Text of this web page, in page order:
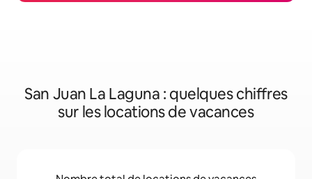
San Juan La Laguna : quelques chiffres
sur les locations de vacances